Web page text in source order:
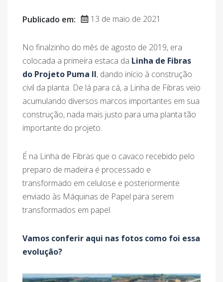
Publicado em: 13 de maio de 2021
No finalzinho do mês de agosto de 2019, era
colocada a primeira estaca da Linha de Fibras
do Projeto Puma II, dando início à construção
civil da planta. De lá para cá, a Linha de Fibras veio
acumulando diversos marcos importantes em sua
construção, nada mais justo para uma planta tão
importante do projeto.
É na Linha de Fibras que o cavaco recebido pelo
preparo de madeira é processado e
transformado em celulose e posteriormente
enviado às Máquinas de Papel para serem
transformados em papel.
Vamos conferir aqui nas fotos como foi essa
evolução?